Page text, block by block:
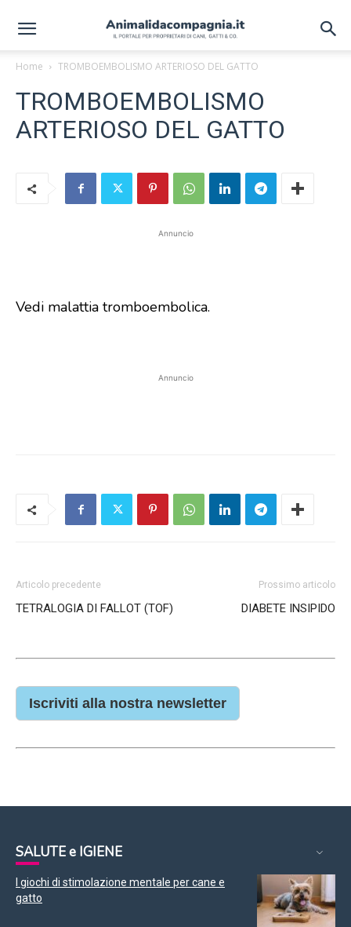
Home TROMBOEMBOLISMO ARTERIOSO DEL GATTO
TROMBOEMBOLISMO
ARTERIOSO DEL GATTO
Annuncio
Vedi malattia tromboembolica.
Annuncio
Articolo precedente
TETRALOGIA DI FALLOT (TOF)
Prossimo articolo
DIABETE INSIPIDO
Iscriviti alla nostra newsletter
SALUTE e IGIENE
I giochi di stimolazione mentale per cane e
gatto